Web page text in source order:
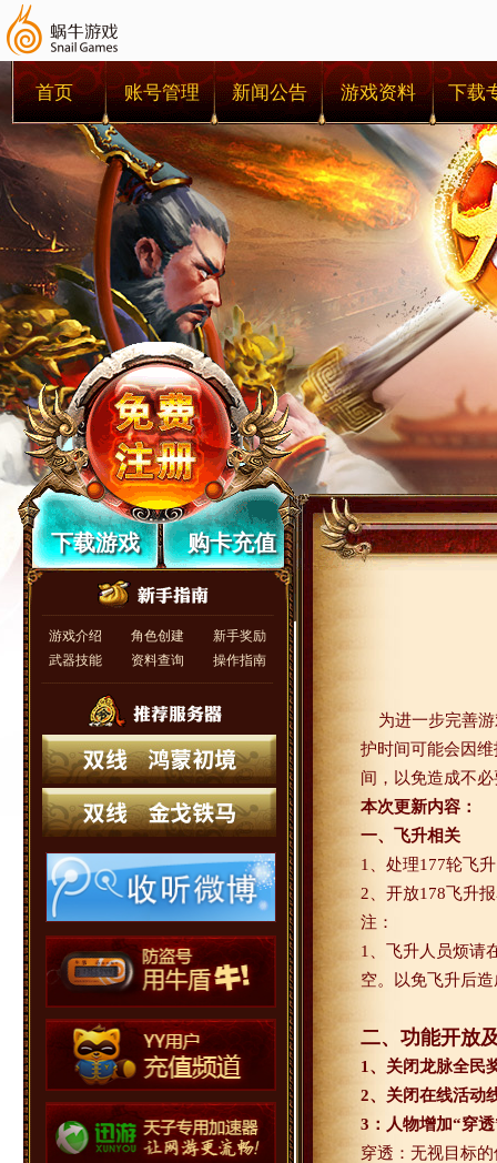
首页 账号管理 新闻公告 游戏资料 下载
下载游戏 购卡充值
游戏介绍 角色创建
新手奖励
武器技能
资料查询 操作指南
为进一步完善
护时间可能会因
间，以免造成不
本次更新内容：
一、飞升相关
1
、处理177轮飞
2 、开放178飞升
注：
1
、飞升人员烦
空。以免飞升后
二、功能开放
1 、关闭龙脉全民
2、关闭在线活动
3 ：人物增加“穿
穿透：无视目标